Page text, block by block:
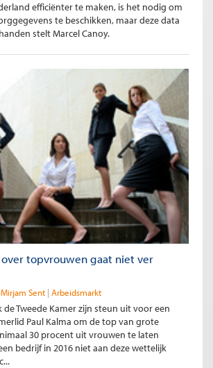
efficiënter te maken, is het nodig om
te beschikken, maar deze data
stelt Marcel Canoy.
topvrouwen gaat niet ver
Sent Arbeidsmarkt
de Tweede Kamer zijn steun uit voor een
Paul Kalma om de top van grote
30 procent uit vrouwen te laten
bedrijf in 2016 niet aan deze wettelijk